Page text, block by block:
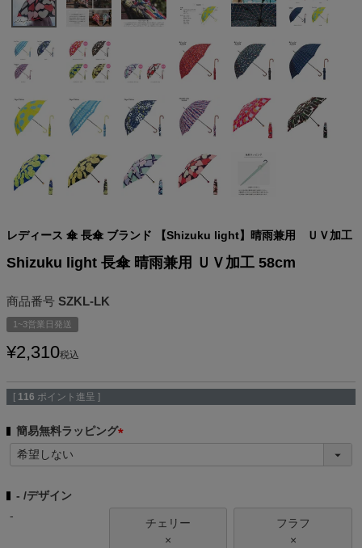
レディース 傘 長傘 ブランド 【Shizuku light】晴雨兼用 ＵＶ加工
Shizuku light 長傘 晴雨兼用 ＵＶ加工 58cm
商品番号 SZKL-LK
1~3営業日発送
¥2,310税込
[ 116 ポイント進呈 ]
簡易無料ラッピング
必
-
デザイン
-
チェリー
×
フラフ
×